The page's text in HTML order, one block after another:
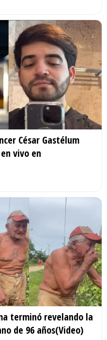
César Gastélum
vivo en
terminó revelando la
de 96 años(Video)